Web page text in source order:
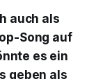
auch als
Song auf
es ein
geben als